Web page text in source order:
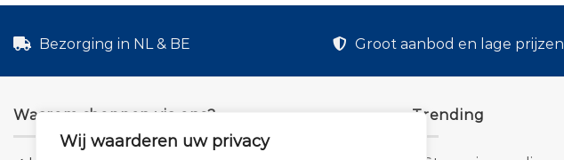
Wij waarderen uw privacy
Bezorging in NL & BE Groot aanbod en lage prijzen
Waarom shoppen via ons? Trending